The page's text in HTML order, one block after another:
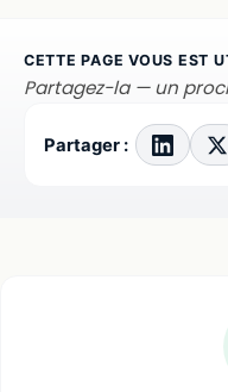
CETTE PAGE VOUS EST
Partagez-la — un
Partager :